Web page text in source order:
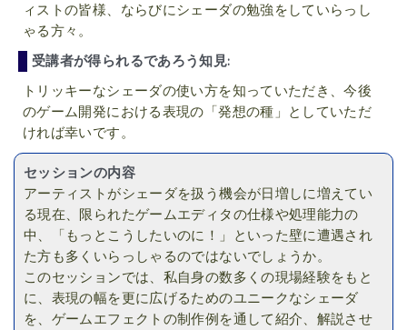
ィストの皆様、ならびにシェーダの勉強をしていらっし
ゃる方々。
受講者が得られるであろう知見:
トリッキーなシェーダの使い方を知っていただき、今後
のゲーム開発における表現の「発想の種」としていただ
ければ幸いです。
セッションの内容
アーティストがシェーダを扱う機会が日増しに増えてい
る現在、限られたゲームエディタの仕様や処理能力の
中、「もっとこうしたいのに！」といった壁に遭遇され
た方も多くいらっしゃるのではないでしょうか。
このセッションでは、私自身の数多くの現場経験をもと
に、表現の幅を更に広げるためのユニークなシェーダ
を、ゲームエフェクトの制作例を通して紹介、解説させ